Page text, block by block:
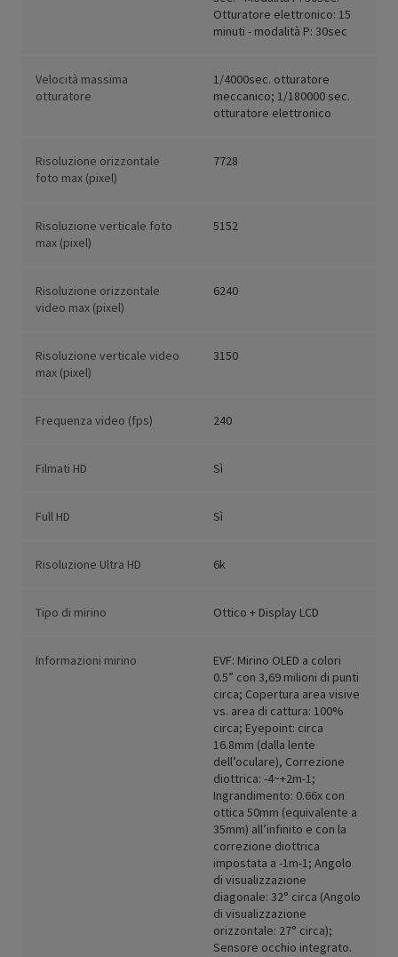
Otturatore elettronico: 15
minuti - modalità P: 30sec
Velocità massima
otturatore
1/4000sec. otturatore
meccanico; 1/180000 sec.
otturatore elettronico
Risoluzione orizzontale
foto max (pixel)
7728
Risoluzione verticale foto
max (pixel)
5152
Risoluzione orizzontale
video max (pixel)
6240
Risoluzione verticale video
max (pixel)
3150
Frequenza video (fps) 240
Filmati HD Sì
Full HD Sì
Risoluzione Ultra HD 6k
Tipo di mirino Ottico + Display LCD
Informazioni mirino
EVF: Mirino OLED a colori
0.5” con 3,69 milioni di punti
circa; Copertura area visive
vs. area di cattura: 100%
circa; Eyepoint: circa
16.8mm (dalla lente
dell’oculare), Correzione
diottrica: -4~+2m-1;
Ingrandimento: 0.66x con
ottica 50mm (equivalente a
35mm) all’infinito e con la
correzione diottrica
impostata a -1m-1; Angolo
di visualizzazione
diagonale: 32° circa (Angolo
di visualizzazione
orizzontale: 27° circa);
Sensore occhio integrato.